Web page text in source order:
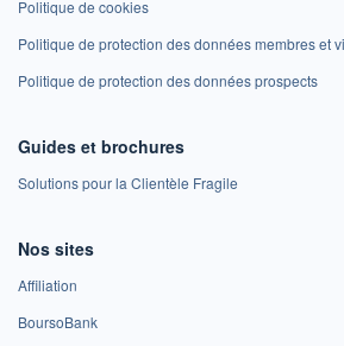
Politique de cookies
Politique de protection des données membres et
Politique de protection des données prospects
Guides et brochures
Solutions pour la Clientèle Fragile
Nos sites
Affiliation
BoursoBank